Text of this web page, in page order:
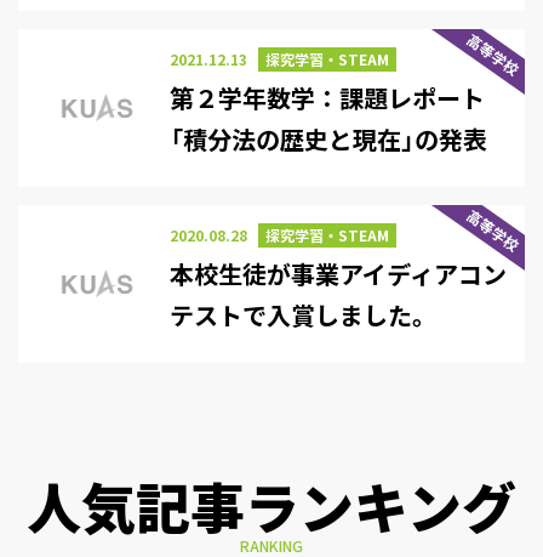
高等学校
2021.12.13 探究学習・STEAM
第２学年数学：課題レポート
「積分法の歴史と現在」の発表
高等学校
2020.08.28 探究学習・STEAM
本校生徒が事業アイディアコン
テストで入賞しました。
人気記事ランキング
RANKING